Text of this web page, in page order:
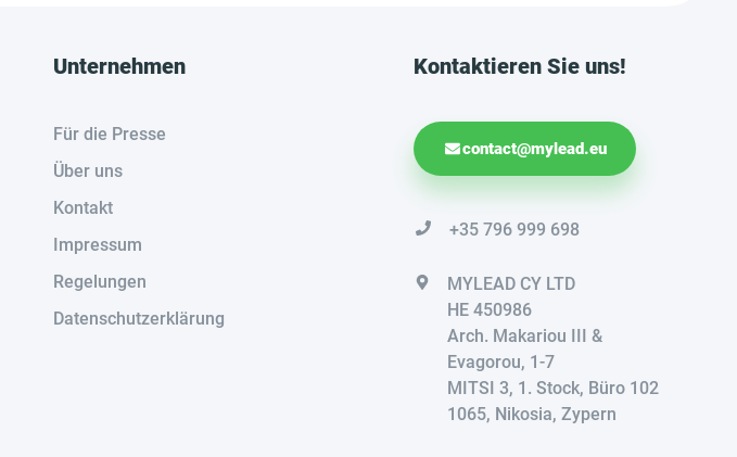
Unternehmen
Für die Presse
Über uns
Kontakt
Impressum
Regelungen
Datenschutzerklärung
Kontaktieren Sie uns!
contact@mylead.eu
+35 796 999 698
MYLEAD CY LTD
HE 450986
Arch. Makariou III &
Evagorou, 1-7
MITSI 3, 1. Stock, Büro 102
1065, Nikosia, Zypern